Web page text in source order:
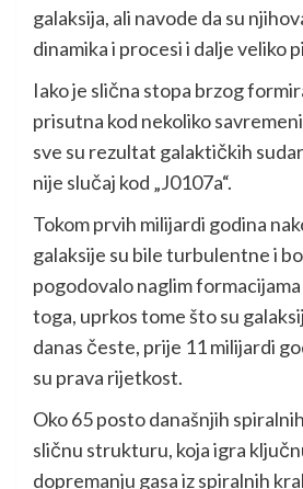
galaksija, ali navode da su
dinamika i procesi i dalje veliko
Iako je slična stopa brzog
prisutna kod nekoliko
sve su rezultat galaktičkih
nije slučaj kod „J0107a“.
Tokom prvih milijardi godina
galaksije su bile turbulentne i
pogodovalo naglim
toga, uprkos tome što su
danas česte, prije 11 milijardi
su prava rijetkost.
Oko 65 posto današnjih
sličnu strukturu, koja igra
dopremanju gasa iz spiralnih